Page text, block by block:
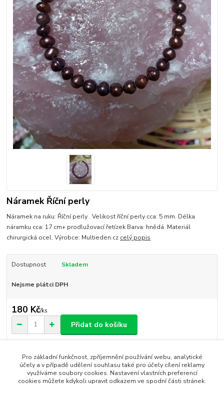
Náramek Říční perly
Náramek na ruku: Říční perly . Velikost říční perly cca: 5 mm. Délka
náramku cca: 17 cm+ prodlužovací řetízek Barva: hnědá. Materiál
chirurgická ocel. Výrobce: Multieden.cz celý popis
Dostupnost Skladem
Nejsme plátci DPH
180 Kč/ks
Přidat do košíku
Číslo produktu: 326
Zboží zařazeno v kategoriích
Pro základní funkčnost, zpříjemnění používání webu, analytické
účely a v případě udělení souhlasu také pro účely cílení reklamy
využíváme soubory cookies. Nastavení vlastních preferencí
cookies můžete kdykoli upravit odkazem ve spodní části stránek.